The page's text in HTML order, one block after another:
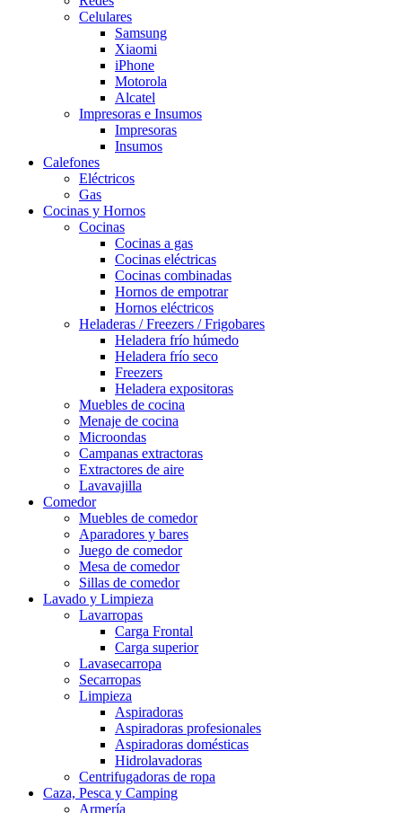
Celulares
Samsung
Xiaomi
iPhone
Motorola
Alcatel
Impresoras e Insumos
Impresoras
Insumos
Calefones
Eléctricos
Gas
Cocinas y Hornos
Cocinas
Cocinas a gas
Cocinas eléctricas
Cocinas combinadas
Hornos de empotrar
Hornos eléctricos
Heladeras / Freezers / Frigobares
Heladera frío húmedo
Heladera frío seco
Freezers
Heladera expositoras
Muebles de cocina
Menaje de cocina
Microondas
Campanas extractoras
Extractores de aire
Lavavajilla
Comedor
Muebles de comedor
Aparadores y bares
Juego de comedor
Mesa de comedor
Sillas de comedor
Lavado y Limpieza
Lavarropas
Carga Frontal
Carga superior
Lavasecarropa
Secarropas
Limpieza
Aspiradoras
Aspiradoras profesionales
Aspiradoras domésticas
Hidrolavadoras
Centrifugadoras de ropa
Caza, Pesca y Camping
Armería